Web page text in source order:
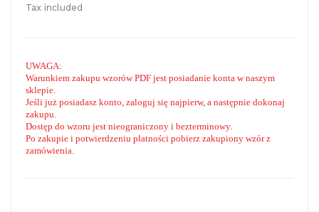
Tax included
UWAGA:
Warunkiem zakupu wzorów PDF jest posiadanie konta w naszym
sklepie.
Jeśli już posiadasz konto, zaloguj się najpierw, a następnie dokonaj
zakupu.
Dostęp do wzoru jest nieograniczony i bezterminowy.
Po zakupie i potwierdzeniu płatności pobierz zakupiony wzór z
zamówienia.